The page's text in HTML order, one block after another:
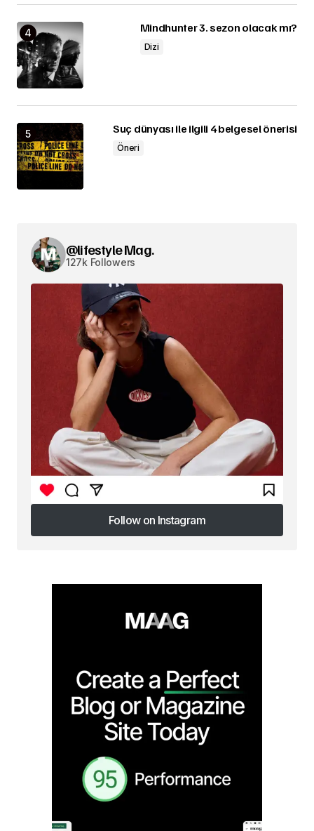
Mindhunter 3. sezon olacak mı?
Dizi
Suç dünyası ile ilgili 4 belgesel önerisi
Öneri
@lifestyle Mag.
127k Followers
Follow on Instagram
Follow on Instagram